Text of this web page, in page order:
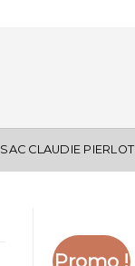
SAC CLAUDIE PIERLOT
Promo !